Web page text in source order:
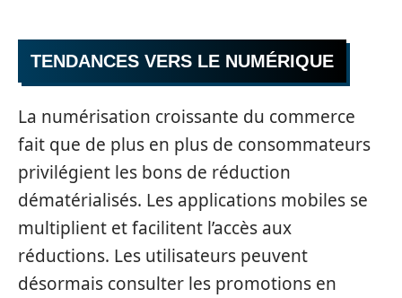
TENDANCES VERS LE NUMÉRIQUE
La numérisation croissante du commerce
fait que de plus en plus de consommateurs
privilégient les bons de réduction
dématérialisés. Les applications mobiles se
multiplient et facilitent l’accès aux
réductions. Les utilisateurs peuvent
désormais consulter les promotions en